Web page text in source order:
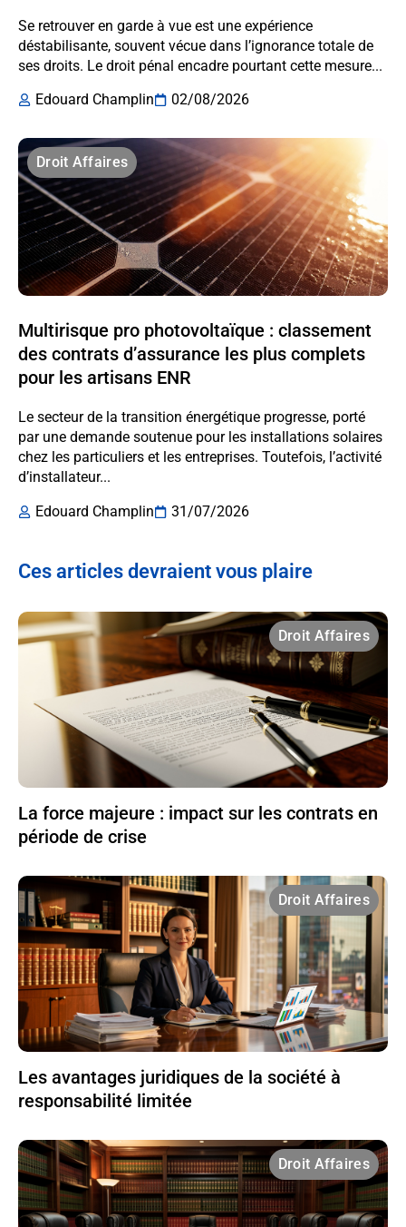
Se retrouver en garde à vue est une expérience
déstabilisante, souvent vécue dans l’ignorance totale de
ses droits. Le droit pénal encadre pourtant cette mesure...
Edouard Champlin
02/08/2026
Droit Affaires
Multirisque pro photovoltaïque : classement
des contrats d’assurance les plus complets
pour les artisans ENR
Le secteur de la transition énergétique progresse, porté
par une demande soutenue pour les installations solaires
chez les particuliers et les entreprises. Toutefois, l’activité
d’installateur...
Edouard Champlin
31/07/2026
Ces articles devraient vous plaire
Droit Affaires
La force majeure : impact sur les contrats en
période de crise
Droit Affaires
Les avantages juridiques de la société à
responsabilité limitée
Droit Affaires